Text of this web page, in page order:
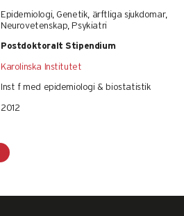
Epidemiologi, Genetik, ärftliga sjukdomar,
Neurovetenskap, Psykiatri
Postdoktoralt Stipendium
Karolinska Institutet
Inst f med epidemiologi & biostatistik
2012